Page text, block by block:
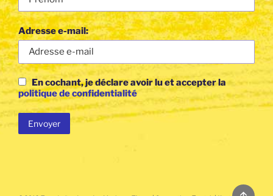
Adresse e-mail:
En cochant, je déclare avoir lu et accepter la
politique de confidentialité